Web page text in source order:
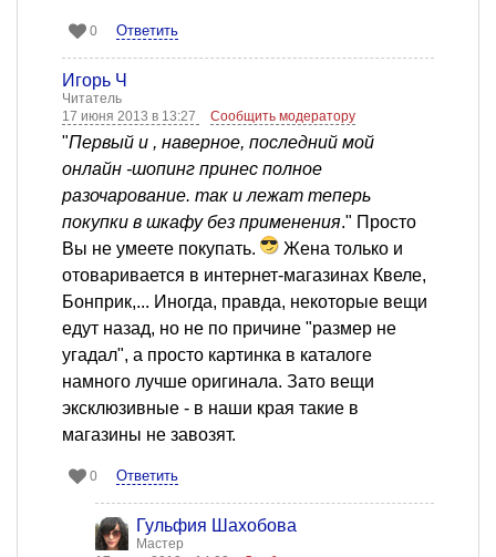
0 Ответить
Игорь Ч
Читатель
17 июня 2013 в 13:27
Сообщить модератору
"Первый и , наверное, последний мой
онлайн -шопинг принес полное
разочарование. так и лежат теперь
покупки в шкафу без применения." Просто
Вы не умеете покупать.
Жена только и
отоваривается в интернет-магазинах Квеле,
Бонприк,... Иногда, правда, некоторые вещи
едут назад, но не по причине "размер не
угадал", а просто картинка в каталоге
намного лучше оригинала. Зато вещи
эксклюзивные - в наши края такие в
магазины не завозят.
0 Ответить
Гульфия Шахобова
Мастер